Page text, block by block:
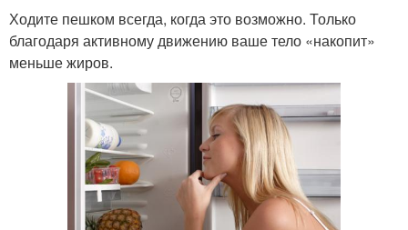
Ходите пешком всегда, когда это возможно. Только
благодаря активному движению ваше тело «накопит»
меньше жиров.